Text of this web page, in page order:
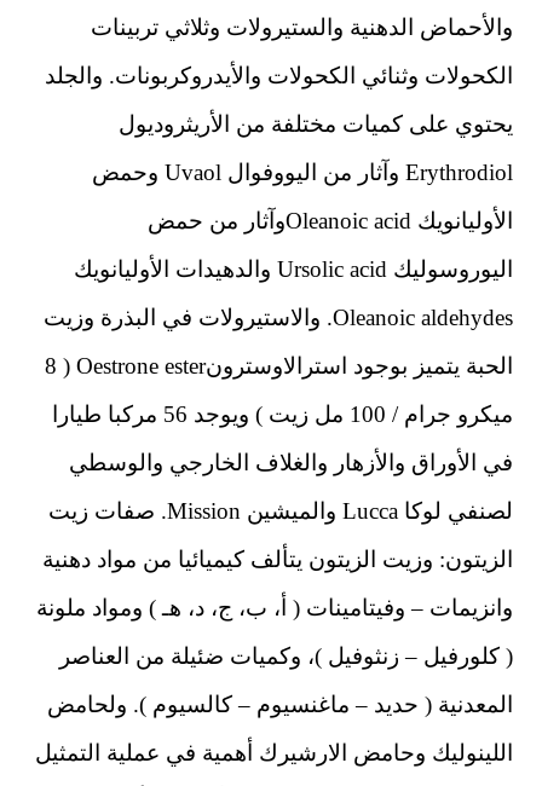
والأحماض الدهنية والستيرولات وثلاثي تربينات
الكحولات وثنائي الكحولات والأيدروكربونات. والجلد
يحتوي على كميات مختلفة من الأريثروديول
Erythrodiol وآثار من اليووفوال Uvaol وحمض
الأوليانويك Oleanoic acidوآثار من حمض
اليوروسوليك Ursolic acid والدهيدات الأوليانويك
Oleanoic aldehydes. والاستيرولات في البذرة وزيت
الحبة يتميز بوجود استرالاوسترونOestrone ester ( 8
ميكرو جرام / 100 مل زيت ) ويوجد 56 مركبا طيارا
في الأوراق والأزهار والغلاف الخارجي والوسطي
لصنفي لوكا Lucca والميشين Mission. صفات زيت
الزيتون: وزيت الزيتون يتألف كيميائيا من مواد دهنية
وانزيمات – وفيتامينات ( أ، ب، ج، د، هـ ) ومواد ملونة
( كلورفيل – زنثوفيل )، وكميات ضئيلة من العناصر
المعدنية ( حديد – ماغنسيوم – كالسيوم ). ولحامض
اللينوليك وحامض الارشيرك أهمية في عملية التمثيل